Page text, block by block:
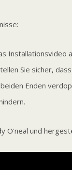
Installationsvideo
Sie sicher,
Enden
O'neal und